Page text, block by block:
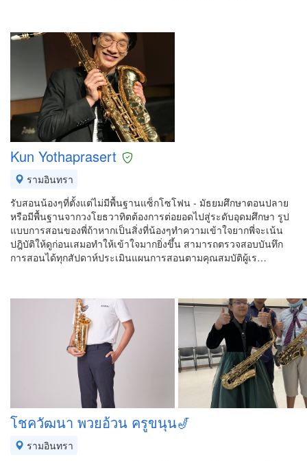
Kun Yothaprasert
รามอินทรา
รับสอนน้องๆที่ตั้งแต่ไม่มีพื้นฐานแซ็กโซโฟน - มัธยมศึกษาตอนปลาย
หรือมีพื้นฐานจากวงโยธวาทิตต้องการต่อยอดไปสู่ระดับอุดมศึกษา รูป
แบบการสอนของพี่ถ้าหากเป็นสิ่งที่น้องๆทำความเข้าใจยากพี่จะเน้น
ปฎิบัติให้ดูก่อนเสมอทำให้เข้าใจมากยิ่งขึ้น สามารถตรวจสอบบันทึก
การสอนได้ทุกสัปดาห์ประเมินแผนการสอนตามคุณสมบัติผู้เร…
โชควัฒนา พวยอ้วน ครูขนุน🎷
รามอินทรา